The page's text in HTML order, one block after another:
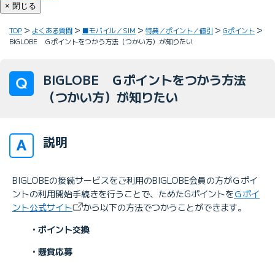
× 閉じる
TOP よくある質問 ■モバイル／SIM 特典／ポイント／値引
Gポイント
BIGLOBE Ｇポイントをつかう方法（つかい方）が知りたい
BIGLOBE Ｇポイントをつかう方法
（つかい方）が知りたい
説明
BIGLOBEの接続サービスをご利用のBIGLOBE会員の方がＧポイ
ントの利用開始手続きを行うことで、ためたGポイントをＧポイ
ント公式サイト
から以下の方法でつかうことができます。
・ポイント交換
・懸賞応募